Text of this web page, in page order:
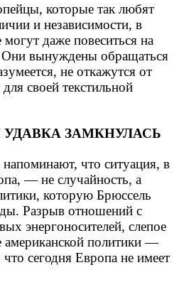
которые так любят
и независимости, в
даже повеситься на
Они вынуждены обращаться
не откажутся от
своей текстильной
ЗАМКНУЛАСЬ
что ситуация, в
— не случайность, а
которую Брюссель
Разрыв отношений с
энергоносителей, слепое
американской политики —
сегодня Европа не имеет